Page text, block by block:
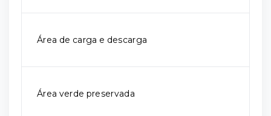
Área de carga e descarga
Área verde preservada